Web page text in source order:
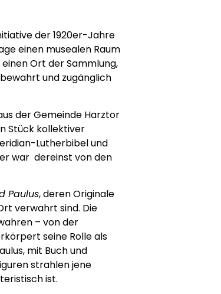
der 1920er-Jahre
einen musealen Raum
Ort der Sammlung,
und zugänglich
der Gemeinde Harztor
Stück kollektiver
Lutherbibel und
war dereinst von den
Paulus, deren Originale
verwahrt sind. Die
– von der
seine Rolle als
mit Buch und
strahlen jene
ist.